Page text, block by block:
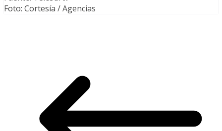
Foto: Cortesía / Agencias